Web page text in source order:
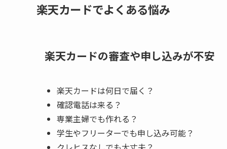
楽天カードでよくある悩み
楽天カードの審査や申し込みが不安
楽天カードは何日で届く？
確認電話は来る？
専業主婦でも作れる？
学生やフリーターでも申し込み可能？